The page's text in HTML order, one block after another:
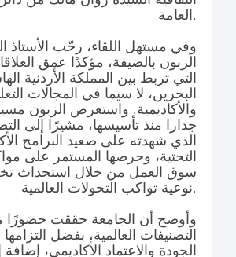
العامة.
وفي مستهل اللقاء، رحّب الأستاذ
الزبون بالضيفة، مؤكدًا عمق
التي تربط بين المملكة الأردنية
البحرين، لا سيما في المجالات
والأكاديمية. واستعرض الزبون
جدارا منذ تأسيسها، مشيرًا إلى
الذي شهدته على صعيد البرامج
التحتية، وحرصها المستمر على
سوق العمل من خلال استحداث
نوعية تواكب التحولات العالمية.
وأوضح أن الجامعة حققت حضورًا
التصنيفات العالمية، بفضل التزامها
الجودة والاعتماد الأكاديمي، إضافة